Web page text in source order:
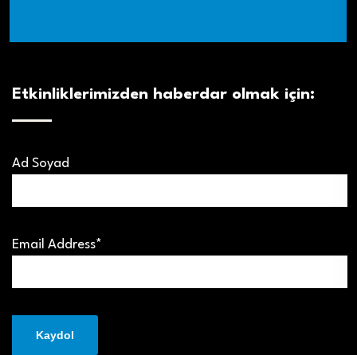
Etkinliklerimizden haberdar olmak için:
Ad Soyad
Email Address*